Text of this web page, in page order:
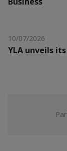
10/07/2026
YLA unveils